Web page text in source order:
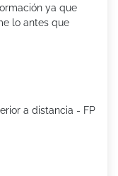
ya que
lo antes que
a distancia - FP